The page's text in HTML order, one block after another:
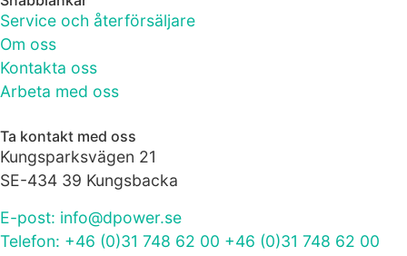
Service och återförsäljare
Om oss
Kontakta oss
Arbeta med oss
Ta kontakt med oss
Kungsparksvägen 21
SE-434 39 Kungsbacka
E-post: info@dpower.se
Telefon: +46 (0)31 748 62 00 +46 (0)31 748 62 00